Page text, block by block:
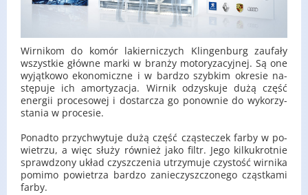
Wir­ni­kom do komór la­kier­ni­czych Klin­gen­burg za­ufa­ły
wszyst­kie głów­ne marki w bran­ży mo­to­ry­za­cyj­nej. Są one
wy­jąt­ko­wo eko­no­micz­ne i w bar­dzo szyb­kim okre­sie na­
stę­pu­je ich amor­ty­za­cja. Wir­nik od­zy­sku­je dużą część
ener­gii pro­ce­so­wej i do­star­cza go po­now­nie do wy­ko­rzy­
sta­nia w pro­ce­sie.
Po­nad­to przy­chwy­tu­je dużą część czą­ste­czek farby w po­
wie­trzu, a więc służy rów­nież jako filtr. Jego kil­ku­krot­nie
spraw­dzo­ny układ czysz­cze­nia utrzy­mu­je czy­stość wir­ni­ka
po­mi­mo po­wie­trza bar­dzo za­nie­czysz­czo­ne­go cząst­ka­mi
farby.